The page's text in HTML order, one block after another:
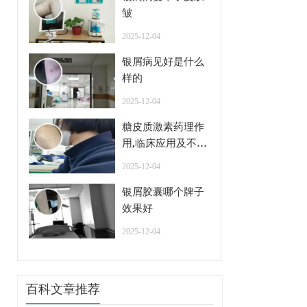
皱
2025-12-04
银屑病见好是什么
样的
2025-12-04
糖皮质激素药理作
用,临床应用及不良
2025-12-04
银屑胶囊哪个牌子
效果好
2025-12-04
百科文章推荐